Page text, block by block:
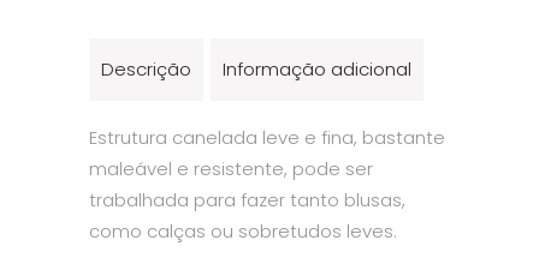
Descrição Informação adicional
Estrutura canelada leve e fina, bastante
maleável e resistente, pode ser
trabalhada para fazer tanto blusas,
como calças ou sobretudos leves.